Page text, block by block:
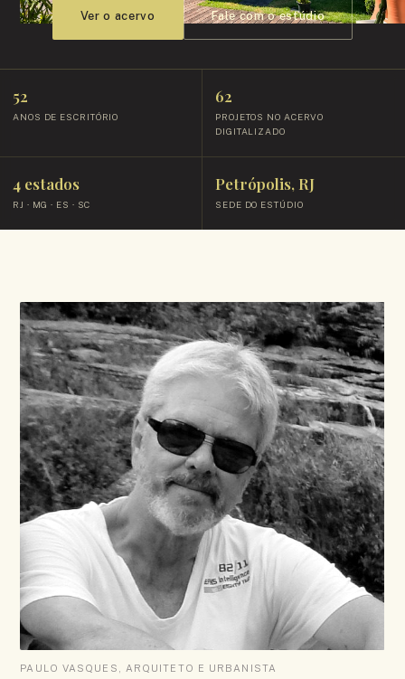
Ver o acervo Fale com o estúdio
52
ANOS DE ESCRITÓRIO
62
PROJETOS NO ACERVO
DIGITALIZADO
4 estados
RJ · MG · ES · SC
Petrópolis, RJ
SEDE DO ESTÚDIO
PAULO VASQUES, ARQUITETO E URBANISTA